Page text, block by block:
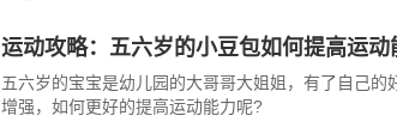
运动攻略：五六岁的小豆包如何提高运动
五六岁的宝宝是幼儿园的大哥哥大姐姐，有了自己
增强，如何更好的提高运动能力呢?